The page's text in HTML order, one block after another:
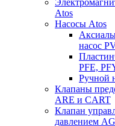
Atos
Насосы Atos
насос
PFE,
Ручной
Клапаны
ARE и CART
Клапан
давлением